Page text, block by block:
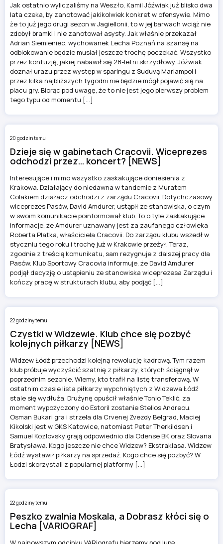
Jak ostatnio wyliczaliśmy na Weszło, Kamil Jóźwiak już blisko dwa
lata czeka, by zanotować jakikolwiek konkret w ofensywie. Mimo
że to już jego drugi sezon w Jagiellonii, to w jej barwach wciąż nie
zdobył bramki i nie zanotował asysty. Jak właśnie przekazał
Adrian Siemieniec, wychowanek Lecha Poznań na szansę na
odblokowanie będzie musiał jeszcze trochę poczekać. Wszystko
przez kontuzję, jakiej nabawił się 28-letni skrzydłowy. Jóźwiak
doznał urazu przez występ w sparingu z Suduvą Mariampol i
przez kilka najbliższych tygodni nie będzie mógł pojawić się na
placu gry. Biorąc pod uwagę, że to nie jest jego pierwszy problem
tego typu od momentu […]
20 godzin temu
Dzieje się w gabinetach Cracovii. Wiceprezes
odchodzi przez… koncert? [NEWS]
Interesujące i mimo wszystko zaskakujące doniesienia z
Krakowa. Działający do niedawna w tandemie z Muratem
Colakiem działacz odchodzi z zarządu Cracovii. Dotychczasowy
wiceprezes Pasów, David Amdurer, ustąpił ze stanowiska, o czym
w swoim komunikacie poinformował klub. To o tyle zaskakujące
informacje, że Amdurer uznawany jest za zaufanego człowieka
Roberta Platka, właściciela Cracovii. Do zarządu klubu wszedł w
styczniu tego roku i trochę już w Krakowie przeżył. Teraz,
zgodnie z treścią komunikatu, sam rezygnuje z dalszej pracy dla
Pasów. Klub Sportowy Cracovia informuje, że David Amdurer
podjął decyzję o ustąpieniu ze stanowiska wiceprezesa Zarządu i
kończy pracę w strukturach klubu, aby podjąć […]
22 godziny temu
Czystki w Widzewie. Klub chce się pozbyć
kolejnych piłkarzy [NEWS]
Widzew Łódź przechodzi kolejną rewolucję kadrową. Tym razem
klub próbuje wyczyścić szatnię z piłkarzy, których ściągnął w
poprzednim sezonie. Wiemy, kto trafił na listę transferową. W
ostatnim czasie lista piłkarzy wypchniętych z Widzewa Łódź
stale się wydłuża. Drużynę opuścił właśnie Tonio Teklić, za
moment wypożyczony do Estoril zostanie Stelios Andreou.
Osman Bukari gra i strzela dla Crvenej Zvezdy Belgrad, Maciej
Kikolski jest w GKS Katowice, natomiast Peter Therkildsen i
Samuel Kozlovsky grają odpowiednio dla Odense BK oraz Slovana
Bratysława. Kogo jeszcze nie chce Widzew? Ekstraklasa. Widzew
Łódź wystawił piłkarzy na sprzedaż. Kogo chce się pozbyć? W
Łodzi skorzystali z popularnej platformy […]
22 godziny temu
Peszko zwalnia Moskala, a Dobrasz kłóci się o
Lecha [VARIOGRAF]